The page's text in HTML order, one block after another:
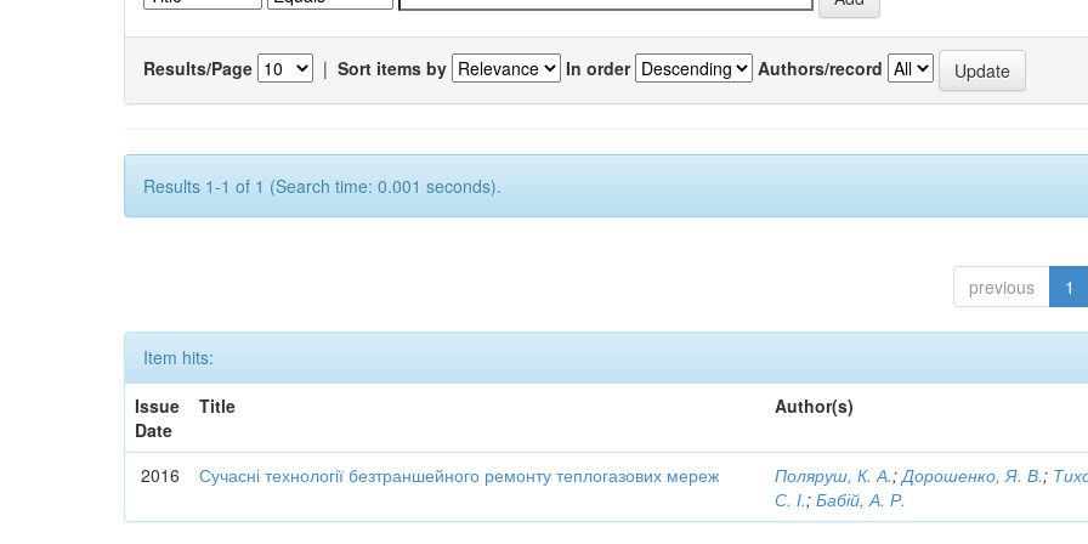
Results/Page | Sort items by In order Authors/record
Results 1-1 of 1 (Search time: 0.001 seconds).
previous 1
Item hits:
Issue
Date
Title Author(s)
2016 Сучасні технології безтраншейного ремонту теплогазових мереж Поляруш, К. А.;Дорошенко, Я. В.;
С. І.;Бабій, А. Р.